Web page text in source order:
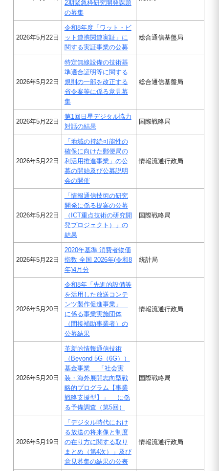
2期緊急枠研究開発課題
の募集
2026年5月22日
令和8年度「ワット・ビ
ット連携関連実証」に
関する実証事業の公募
総合通信基盤局
2026年5月22日
特定無線設備の技術基
準適合証明等に関する
規則の一部を改正する
省令案等に係る意見募
集
総合通信基盤局
2026年5月22日
第1回日星デジタル協力
対話の結果
国際戦略局
2026年5月22日
「地域の持続可能性の
確保に向けた郵便局の
利活用推進事業」の公
募の開始及び公募説明
会の開催
情報流通行政局
2026年5月22日
「情報通信技術の研究
開発に係る提案の公募
（ICT重点技術の研究開
発プロジェクト）」の
結果
国際戦略局
2026年5月22日
2020年基準 消費者物価
指数 全国 2026年(令和8
年)4月分
統計局
2026年5月20日
令和8年「先進的設備等
を活用した放送コンテ
ンツ製作促進事業」
に係る事業実施団体
（間接補助事業者）の
公募結果
情報流通行政局
2026年5月20日
革新的情報通信技術
（Beyond 5G（6G））
基金事業 「社会実
装・海外展開志向型戦
略的プログラム【事業
戦略支援型】」 に係
る予備調査（第5回）
国際戦略局
2026年5月19日
「デジタル時代におけ
る放送の将来像と制度
の在り方に関する取り
まとめ（第4次）」及び
意見募集の結果の公表
情報流通行政局